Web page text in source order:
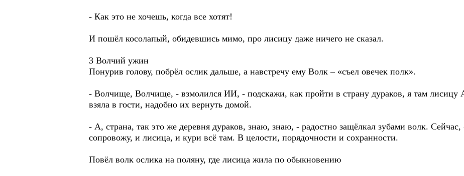
- Как это не хочешь, когда все хотят!
И пошёл косолапый, обидевшись мимо, про лисицу даже ничего не сказал.
3 Волчий ужин
Понурив голову, побрёл ослик дальше, а навстречу ему Волк – «съел овечек полк».
- Волчище, Волчище, - взмолился ИИ, - подскажи, как пройти в страну дураков, я там
взяла в гости, надобно их вернуть домой.
- А, страна, так это же деревня дураков, знаю, знаю, - радостно защёлкал зубами волк. Сейчас,
сопровожу, и лисица, и кури всё там. В целости, порядочности и сохранности.
Повёл волк ослика на поляну, где лисица жила по обыкновению